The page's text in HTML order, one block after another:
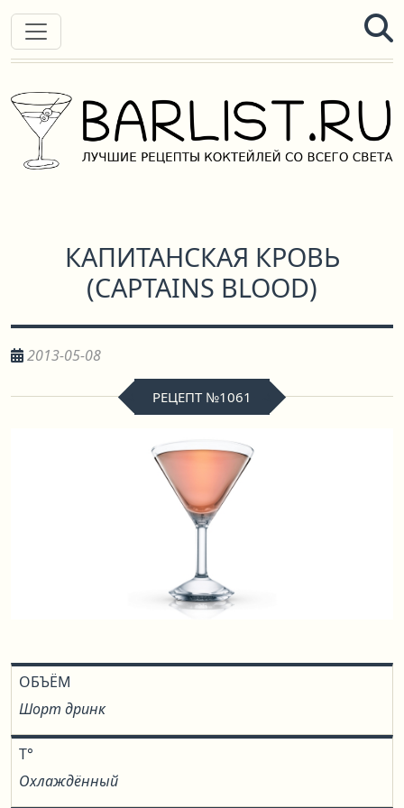
КАПИТАНСКАЯ КРОВЬ
(CAPTAINS BLOOD)
2013-05-08
РЕЦЕПТ №1061
ОБЪЁМ
Шорт дринк
T°
Охлаждённый